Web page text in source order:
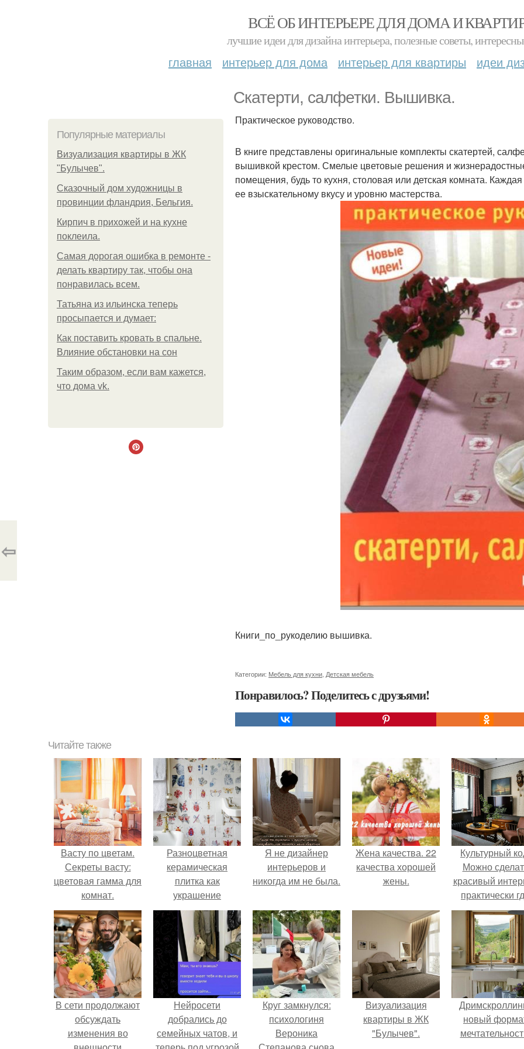
ВСЁ ОБ ИНТЕРЬЕРЕ ДЛЯ ДОМА И
лучшие идеи для дизайна интерьера, полезные советы,
главная интерьер для дома интерьер для квартиры идеи
Скатерти, салфетки. Вышивка.
Популярные материалы
Визуализация квартиры в ЖК
"Булычев".
Сказочный дом художницы в
провинции фландрия, Бельгия.
Кирпич в прихожей и на кухне
поклеила.
Самая дорогая ошибка в ремонте -
делать квартиру так, чтобы она
понравилась всем.
Татьяна из ильинска теперь
просыпается и думает:
Как поставить кровать в спальне.
Влияние обстановки на сон
Таким образом, если вам кажется,
что дома vk.
Практическое руководство.
В книге представлены оригинальные комплекты скатертей,
вышивкой крестом. Смелые цветовые решения и
помещения, будь то кухня, столовая или детская комната.
ее взыскательному вкусу и уровню мастерства.
Книги_по_рукоделию вышивка.
Категории: Мебель для кухни Детская мебель
Понравилось? Поделитесь с друзьями!
⇦
Читайте также
Васту по цветам.
Секреты васту:
цветовая гамма для
комнат.
Разноцветная
керамическая
плитка как
украшение
интерьера.
Я не дизайнер
интерьеров и
никогда им не была.
Жена качества. 22
качества хорошей
жены.
Культурный
Можно
красивый
практически
угодно.
В сети продолжают
обсуждать
изменения во
Нейросети
добрались до
семейных чатов, и
Круг замкнулся:
психологиня
Вероника
Визуализация
квартиры в ЖК
"Булычев".
новый